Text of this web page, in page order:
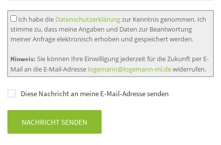
Ich habe die Datenschutzerklärungzur Kenntnis genommen. Ich
stimme zu, dass meine Angaben und Daten zur Beantwortung
meiner Anfrage elektronisch erhoben und gespeichert werden.
Hinweis: Sie können Ihre Einwilligung jederzeit für die Zukunft per E-
Mail an die E-Mail-Adresse logemann@logemann-ml.dewiderrufen.
Diese Nachricht an meine E-Mail-Adresse senden
NACHRICHT SENDEN